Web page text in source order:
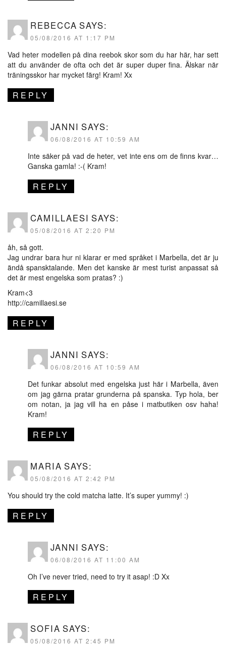
REBECCA SAYS:
05/08/2016 AT 1:17 PM
Vad heter modellen på dina reebok skor som du har här, har sett
att du använder de ofta och det är super duper fina. Älskar när
träningsskor har mycket färg! Kram! Xx
REPLY
JANNI SAYS:
06/08/2016 AT 10:59 AM
Inte säker på vad de heter, vet inte ens om de finns kvar…
Ganska gamla! :-( Kram!
REPLY
CAMILLAESI SAYS:
05/08/2016 AT 2:20 PM
åh, så gott.
Jag undrar bara hur ni klarar er med språket i Marbella, det är ju
ändå spansktalande. Men det kanske är mest turist anpassat så
det är mest engelska som pratas? :)
Kram<3
http://camillaesi.se
REPLY
JANNI SAYS:
06/08/2016 AT 10:59 AM
Det funkar absolut med engelska just här i Marbella, även
om jag gärna pratar grunderna på spanska. Typ hola, ber
om notan, ja jag vill ha en påse i matbutiken osv haha!
Kram!
REPLY
MARIA SAYS:
05/08/2016 AT 2:42 PM
You should try the cold matcha latte. It’s super yummy! :)
REPLY
JANNI SAYS:
06/08/2016 AT 11:00 AM
Oh I’ve never tried, need to try it asap! :D Xx
REPLY
SOFIA SAYS:
05/08/2016 AT 2:45 PM